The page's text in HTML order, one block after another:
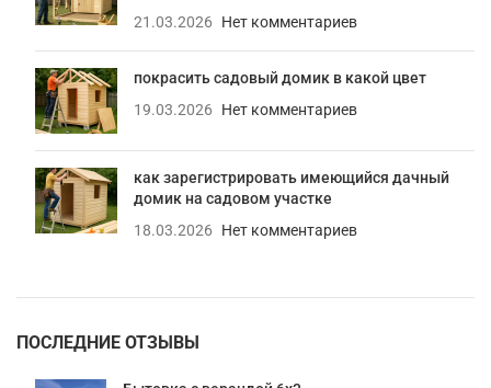
21.03.2026
Нет комментариев
покрасить садовый домик в какой цвет
19.03.2026
Нет комментариев
как зарегистрировать имеющийся дачный
домик на садовом участке
18.03.2026
Нет комментариев
ПОСЛЕДНИЕ ОТЗЫВЫ